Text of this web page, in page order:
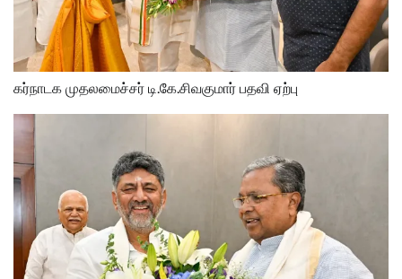
கர்நாடக முதலமைச்சர் டி.கே.சிவகுமார் பதவி ஏற்பு